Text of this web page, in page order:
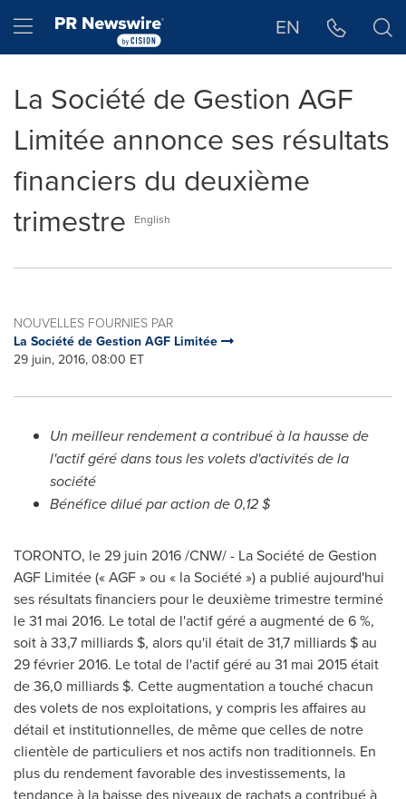
Hamburger menu EN
La Société de Gestion AGF
Limitée annonce ses résultats
financiers du deuxième
trimestre
English
NOUVELLES FOURNIES PAR
La Société de Gestion AGF Limitée
29 juin, 2016, 08:00 ET
Un meilleur rendement a contribué à la hausse de
l'actif géré dans tous les volets d'activités de la
société
Bénéfice dilué par action de 0,12 $
TORONTO, le 29 juin 2016 /CNW/ - La Société de Gestion
AGF Limitée (« AGF » ou « la Société ») a publié aujourd'hui
ses résultats financiers pour le deuxième trimestre terminé
le 31 mai 2016. Le total de l'actif géré a augmenté de 6 %,
soit à 33,7 milliards $, alors qu'il était de 31,7 milliards $ au
29 février 2016. Le total de l'actif géré au 31 mai 2015 était
de 36,0 milliards $. Cette augmentation a touché chacun
des volets de nos exploitations, y compris les affaires au
détail et institutionnelles, de même que celles de notre
clientèle de particuliers et nos actifs non traditionnels. En
plus du rendement favorable des investissements, la
tendance à la baisse des niveaux de rachats a contribué à